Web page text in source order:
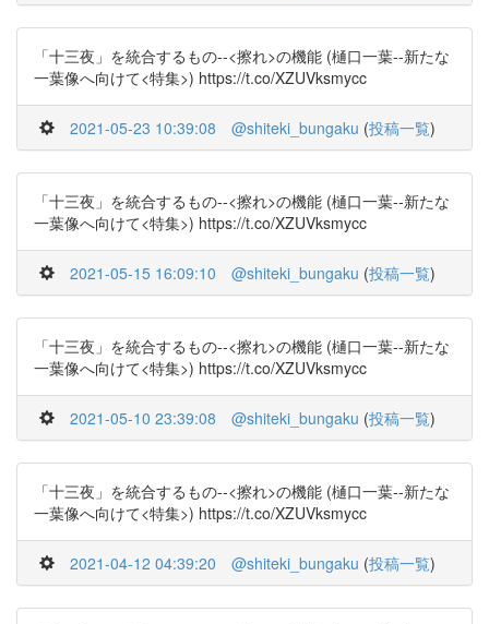
「十三夜」を統合するもの--<擦れ>の機能 (樋口一葉--新たな
一葉像へ向けて<特集>) https://t.co/XZUVksmycc
2021-05-23 10:39:08 @shiteki_bungaku (投稿一覧)
「十三夜」を統合するもの--<擦れ>の機能 (樋口一葉--新たな
一葉像へ向けて<特集>) https://t.co/XZUVksmycc
2021-05-15 16:09:10 @shiteki_bungaku (投稿一覧)
「十三夜」を統合するもの--<擦れ>の機能 (樋口一葉--新たな
一葉像へ向けて<特集>) https://t.co/XZUVksmycc
2021-05-10 23:39:08 @shiteki_bungaku (投稿一覧)
「十三夜」を統合するもの--<擦れ>の機能 (樋口一葉--新たな
一葉像へ向けて<特集>) https://t.co/XZUVksmycc
2021-04-12 04:39:20 @shiteki_bungaku (投稿一覧)